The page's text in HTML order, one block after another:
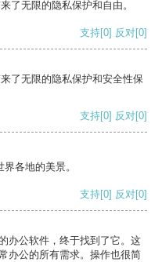
了无限的隐私保护和自由。
支持[0] 反对[0]
了无限的隐私保护和安全性保
支持[0] 反对[0]
各地的美景。
支持[0] 反对[0]
办公软件，终于找到了它。这
办公的所有需求。操作也很简